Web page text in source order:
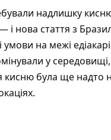
надлишку
і нова стаття з
на межі
у
була ще надто